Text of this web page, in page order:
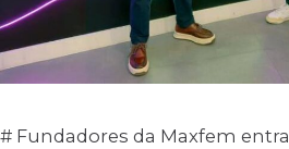
# Fundadores da Maxfem